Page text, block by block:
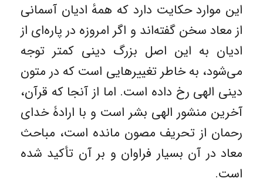
این موارد حکایت دارد که همهٔ ادیان آسمانی
از معاد سخن ‌گفته‌اند و اگر امروزه در پاره‌ای از
ادیان به این اصل بزرگ دینی کمتر توجه
می‌شود، به خاطر تغییرهایی است که در متون
دینی الهی رخ داده است. اما از آنجا که قرآن،
آخرین منشور الهی بشر است و با ارادۀ خدای
رحمان از تحریف مصون مانده است، مباحث
معاد در آن بسیار فراوان و بر آن تأکید شده
است.